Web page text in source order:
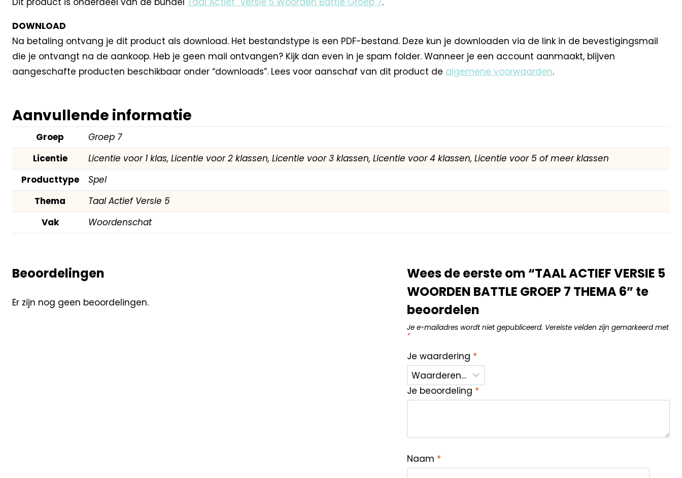
DOWNLOAD
Na betaling ontvang je dit product als download. Het bestandstype is een PDF-bestand. Deze kun je downloaden via de link in de bevestigingsmail
die je ontvangt na de aankoop. Heb je geen mail ontvangen? Kijk dan even in je spam folder. Wanneer je een account aanmaakt, blijven
aangeschafte producten beschikbaar onder “downloads”. Lees voor aanschaf van dit product de algemene voorwaarden.
Aanvullende informatie
Groep
Groep 7
Licentie
Licentie voor 1 klas, Licentie voor 2 klassen, Licentie voor 3 klassen, Licentie voor 4 klassen, Licentie voor 5 of meer klassen
Producttype
Spel
Thema
Taal Actief Versie 5
Vak
Woordenschat
Beoordelingen
Er zijn nog geen beoordelingen.
Wees de eerste om “TAAL ACTIEF VERSIE 5
WOORDEN BATTLE GROEP 7 THEMA 6” te
beoordelen
Je e-mailadres wordt niet gepubliceerd. Vereiste velden zijn gemarkeerd met
*
Je waardering *
Je beoordeling *
Naam *